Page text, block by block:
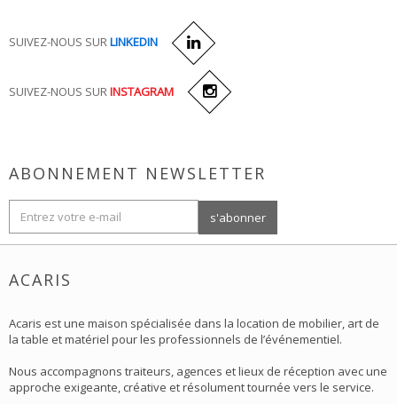
SUIVEZ-NOUS SURLINKEDIN
SUIVEZ-NOUS SUR INSTAGRAM
ABONNEMENT NEWSLETTER
ACARIS
Acaris est une maison spécialisée dans la location de mobilier, art de
la table et matériel pour les professionnels de l’événementiel.
Nous accompagnons traiteurs, agences et lieux de réception avec une
approche exigeante, créative et résolument tournée vers le service.